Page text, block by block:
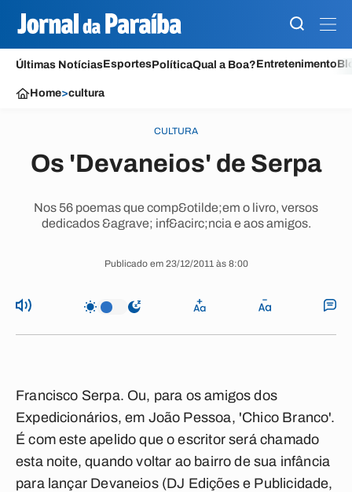
Últimas NotíciasEsportesPolíticaQual a Boa?Entretenimento
Home>cultura
CULTURA
Os 'Devaneios' de Serpa
Nos 56 poemas que comp&otilde;em o livro, versos
dedicados &agrave; inf&acirc;ncia e aos amigos.
Publicado em 23/12/2011 às 8:00
Francisco Serpa. Ou, para os amigos dos
Expedicionários, em João Pessoa, 'Chico Branco'.
É com este apelido que o escritor será chamado
esta noite, quando voltar ao bairro de sua infância
para lançar Devaneios (DJ Edições e Publicidade,